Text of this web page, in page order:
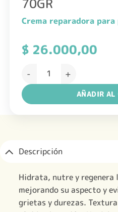
Crema reparadora para
$26.000,00
CEPAGE REPAPHENOL
AÑADIR AL
Descripción
Hidrata, nutre y regenera
mejorando su aspecto y
grietas y durezas.